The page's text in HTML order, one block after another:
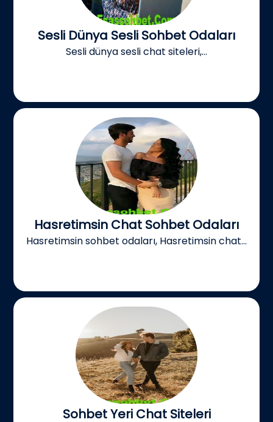
Sesli Dünya Sesli Sohbet Odaları
Sesli dünya sesli chat siteleri,...
Hasretimsin Chat Sohbet Odaları
Hasretimsin sohbet odaları, Hasretimsin chat...
Sohbet Yeri Chat Siteleri